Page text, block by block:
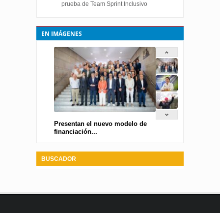
prueba de Team Sprint Inclusivo
EN IMÁGENES
Presentan el nuevo modelo de
financiación...
BUSCADOR